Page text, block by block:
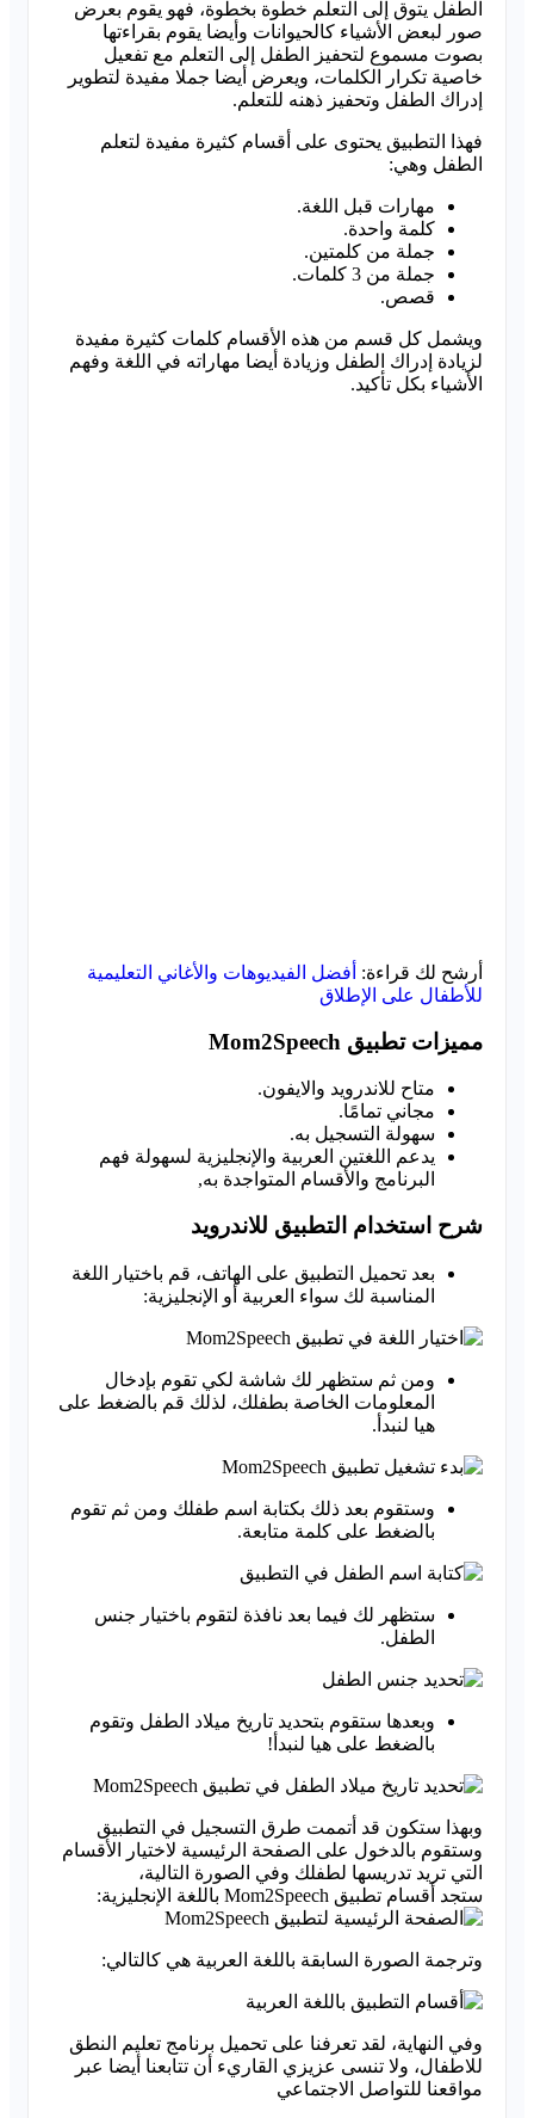
الطفل يتوق إلى التعلم خطوة بخطوة، فهو يقوم بعرض
صور لبعض الأشياء كالحيوانات وأيضا يقوم بقراءتها
بصوت مسموع لتحفيز الطفل إلى التعلم مع تفعيل
خاصية تكرار الكلمات، ويعرض أيضا جملا مفيدة لتطوير
إدراك الطفل وتحفيز ذهنه للتعلم.
فهذا التطبيق يحتوى على أقسام كثيرة مفيدة لتعلم
الطفل وهي:
مهارات قبل اللغة.
كلمة واحدة.
جملة من كلمتين.
جملة من 3 كلمات.
قصص.
ويشمل كل قسم من هذه الأقسام كلمات كثيرة مفيدة
لزيادة إدراك الطفل وزيادة أيضا مهاراته في اللغة وفهم
الأشياء بكل تأكيد.
أرشح لك قراءة: أفضل الفيديوهات والأغاني التعليمية
للأطفال على الإطلاق
مميزات تطبيق Mom2Speech
متاح للاندرويد والايفون.
مجاني تمامًا.
سهولة التسجيل به.
يدعم اللغتين العربية والإنجليزية لسهولة فهم
البرنامج والأقسام المتواجدة به,
شرح استخدام التطبيق للاندرويد
بعد تحميل التطبيق على الهاتف، قم باختيار اللغة
المناسبة لك سواء العربية أو الإنجليزية:
ومن ثم ستظهر لك شاشة لكي تقوم بإدخال
المعلومات الخاصة بطفلك، لذلك قم بالضغط على
هيا لنبدأ.
وستقوم بعد ذلك بكتابة اسم طفلك ومن ثم تقوم
بالضغط على كلمة متابعة.
ستظهر لك فيما بعد نافذة لتقوم باختيار جنس
الطفل.
وبعدها ستقوم بتحديد تاريخ ميلاد الطفل وتقوم
بالضغط على هيا لنبدأ!
وبهذا ستكون قد أتممت طرق التسجيل في التطبيق
وستقوم بالدخول على الصفحة الرئيسية لاختيار الأقسام
التي تريد تدريسها لطفلك وفي الصورة التالية،
ستجد أقسام تطبيق Mom2Speech باللغة الإنجليزية:
وترجمة الصورة السابقة باللغة العربية هي كالتالي:
وفي النهاية، لقد تعرفنا على تحميل برنامج تعليم النطق
للاطفال، ولا تنسى عزيزي القاريء أن تتابعنا أيضا عبر
مواقعنا للتواصل الاجتماعي